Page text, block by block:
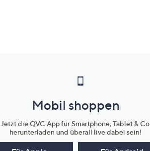
Mobil shoppen
Jetzt die QVC App für Smartphone, Tablet & Co.
herunterladen und überall live dabei sein!